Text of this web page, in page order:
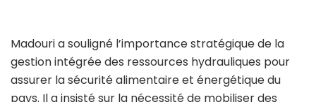
Madouri a souligné l’importance stratégique de la
gestion intégrée des ressources hydrauliques pour
assurer la sécurité alimentaire et énergétique du
pays. Il a insisté sur la nécessité de mobiliser des